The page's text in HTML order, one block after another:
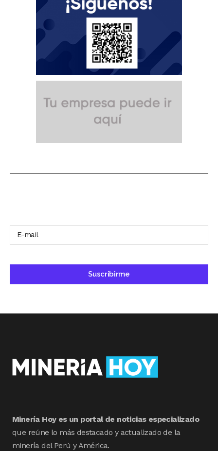
Minería Hoy es un portal de noticias especializado
que reúne lo más destacado y actualizado de la
minería del Perú y América.